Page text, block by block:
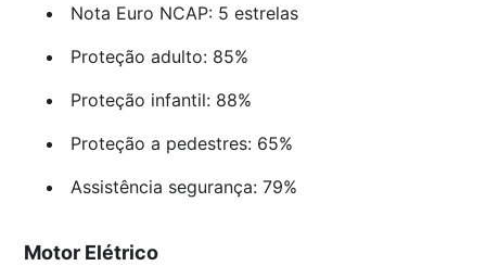
Nota Euro NCAP: 5 estrelas
Proteção adulto: 85%
Proteção infantil: 88%
Proteção a pedestres: 65%
Assistência segurança: 79%
Motor Elétrico